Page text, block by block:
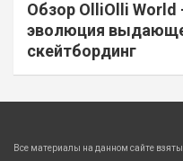
Обзор OlliOlli
эволюция
скейтбординг
Все материалы на данном сайте